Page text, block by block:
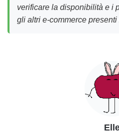
verificare la disponibilità e i
gli altri e-commerce